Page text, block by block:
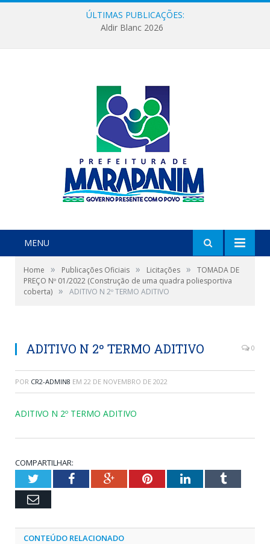
ÚLTIMAS PUBLICAÇÕES:
Aldir Blanc 2026
MENU
Home » Publicações Oficiais » Licitações »
TOMADA DE
PREÇO Nº 01/2022 (Construção de uma quadra poliesportiva
coberta) » ADITIVO N 2º TERMO ADITIVO
ADITIVO N 2º TERMO ADITIVO 0
POR CR2-ADMIN8 EM 22 DE NOVEMBRO DE 2022
ADITIVO N 2º TERMO ADITIVO
COMPARTILHAR:
TwitterFacebookGoogle+PinterestLinkedInTumblr
Email
CONTEÚDO RELACIONADO